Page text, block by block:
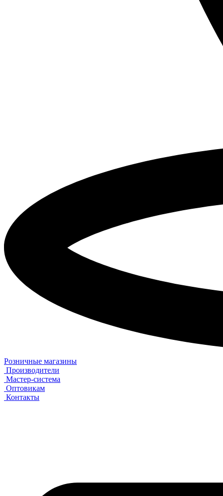
Розничные магазины
Производители
Мастер-система
Оптовикам
Контакты